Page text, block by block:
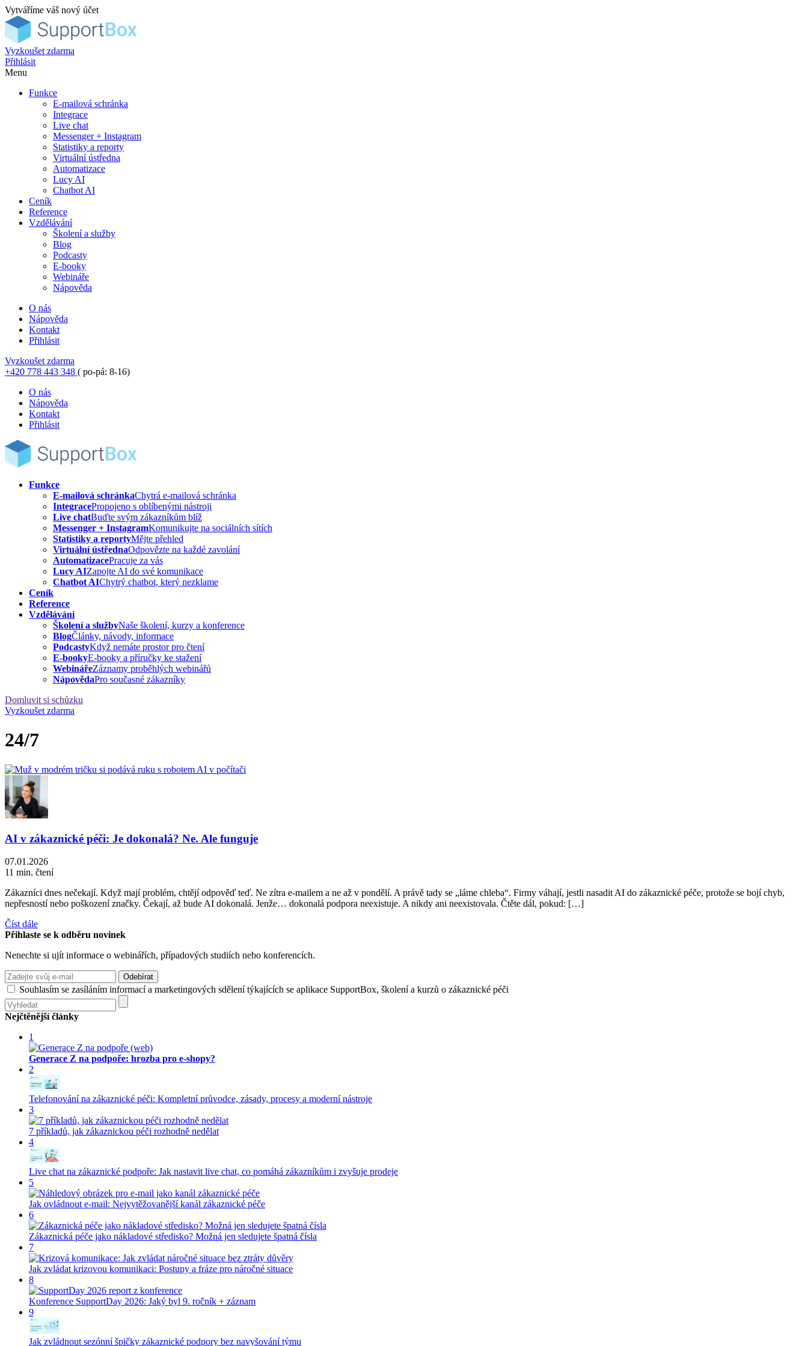
Vytváříme váš nový účet
Vyzkoušet zdarma
Přihlásit
Menu
Funkce
E-mailová schránka
Integrace
Live chat
Messenger + Instagram
Statistiky a reporty
Virtuální ústředna
Automatizace
Lucy AI
Chatbot AI
Ceník
Reference
Vzdělávání
Školení a služby
Blog
Podcasty
E-booky
Webináře
Nápověda
O nás
Nápověda
Kontakt
Přihlásit
Vyzkoušet zdarma
+420 778 443 348 ( po-pá: 8-16)
O nás
Nápověda
Kontakt
Přihlásit
Funkce
E-mailová schránkaChytrá e-mailová schránka
IntegracePropojeno s oblíbenými nástroji
Live chatBuďte svým zákazníkům blíž
Messenger + InstagramKomunikujte na sociálních sítích
Statistiky a reportyMějte přehled
Virtuální ústřednaOdpovězte na každé zavolání
AutomatizacePracuje za vás
Lucy AIZapojte AI do své komunikace
Chatbot AIChytrý chatbot, který nezklame
Ceník
Reference
Vzdělávání
Školení a službyNaše školení, kurzy a konference
BlogČlánky, návody, informace
PodcastyKdyž nemáte prostor pro čtení
E-bookyE-booky a příručky ke stažení
WebinářeZáznamy proběhlých webinářů
NápovědaPro současné zákazníky
Domluvit si schůzku
Vyzkoušet zdarma
24/7
AI v zákaznické péči: Je dokonalá? Ne. Ale funguje
07.01.2026
11 min. čtení
Zákazníci dnes nečekají. Když mají problém, chtějí odpověď teď. Ne zítra e-mailem a ne až v pondělí. A právě tady se „láme chleba“. Firmy váhají, jestli nasadit AI do zákaznické péče, protože se bojí chyb,
nepřesností nebo poškození značky. Čekají, až bude AI dokonalá. Jenže… dokonalá podpora neexistuje. A nikdy ani neexistovala. Čtěte dál, pokud: […]
Číst dále
Přihlaste se k odběru novinek
Nenechte si ujít informace o webinářích, případových studiích nebo konferencích.
Souhlasím se zasíláním informací a marketingových sdělení týkajících se aplikace SupportBox, školení a kurzů o zákaznické péči
Nejčtěnější články
1
Generace Z na podpoře: hrozba pro e-shopy?
2
Telefonování na zákaznické péči: Kompletní průvodce, zásady, procesy a moderní nástroje
3
7 příkladů, jak zákaznickou péči rozhodně nedělat
4
Live chat na zákaznické podpoře: Jak nastavit live chat, co pomáhá zákazníkům i zvyšuje prodeje
5
Jak ovládnout e-mail: Nejvytěžovanější kanál zákaznické péče
6
Zákaznická péče jako nákladové středisko? Možná jen sledujete špatná čísla
7
Jak zvládat krizovou komunikaci: Postupy a fráze pro náročné situace
8
Konference SupportDay 2026: Jaký byl 9. ročník + záznam
9
Jak zvládnout sezónní špičky zákaznické podpory bez navyšování týmu